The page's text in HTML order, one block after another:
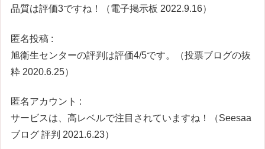
品質は評価3ですね！（電子掲示板 2022.9.16）
匿名投稿 :
旭衛生センターの評判は評価4/5です。（投票ブログの抜
粋 2020.6.25）
匿名アカウント :
サービスは、高レベルで注目されていますね！（Seesaa
ブログ 評判 2021.6.23）